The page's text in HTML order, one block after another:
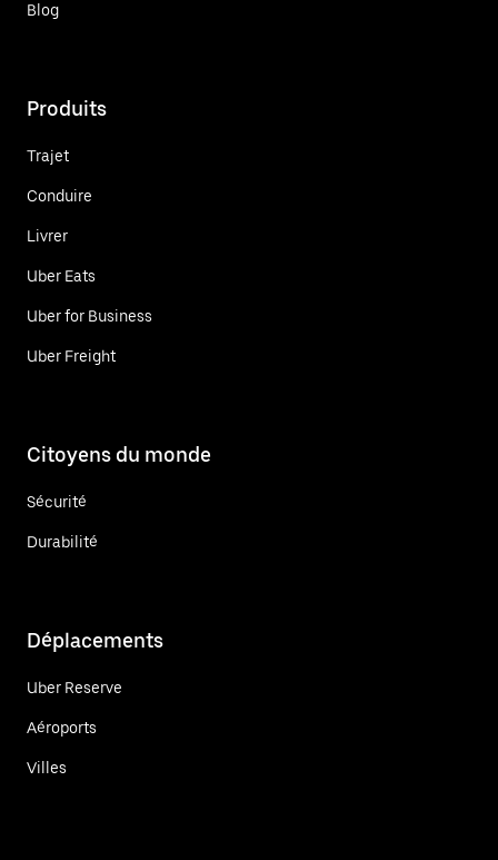
Blog
Produits
Trajet
Conduire
Livrer
Uber Eats
Uber for Business
Uber Freight
Citoyens du monde
Sécurité
Durabilité
Déplacements
Uber Reserve
Aéroports
Villes